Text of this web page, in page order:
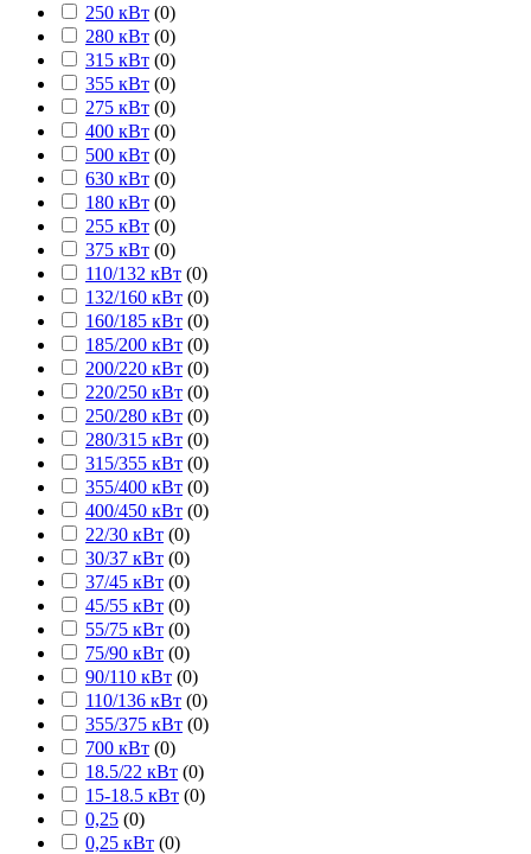
250 кВт (0)
280 кВт (0)
315 кВт (0)
355 кВт (0)
275 кВт (0)
400 кВт (0)
500 кВт (0)
630 кВт (0)
180 кВт (0)
255 кВт (0)
375 кВт (0)
110/132 кВт (0)
132/160 кВт (0)
160/185 кВт (0)
185/200 кВт (0)
200/220 кВт (0)
220/250 кВт (0)
250/280 кВт (0)
280/315 кВт (0)
315/355 кВт (0)
355/400 кВт (0)
400/450 кВт (0)
22/30 кВт (0)
30/37 кВт (0)
37/45 кВт (0)
45/55 кВт (0)
55/75 кВт (0)
75/90 кВт (0)
90/110 кВт (0)
110/136 кВт (0)
355/375 кВт (0)
700 кВт (0)
18.5/22 кВт (0)
15-18.5 кВт (0)
0,25 (0)
0,25 кВт (0)